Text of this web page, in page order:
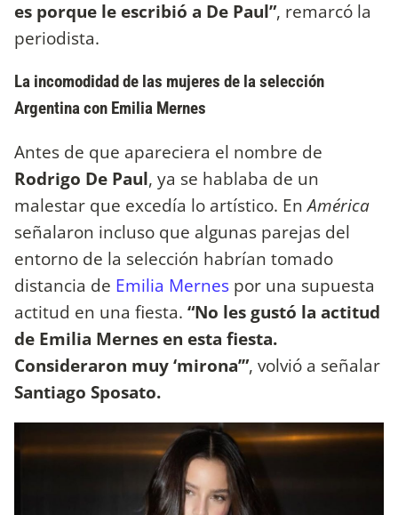
es porque le escribió a De Paul”, remarcó la
periodista.
La incomodidad de las mujeres de la selección
Argentina con Emilia Mernes
Antes de que apareciera el nombre de
Rodrigo De Paul, ya se hablaba de un
malestar que excedía lo artístico. EnAmérica
señalaron incluso que algunas parejas del
entorno de la selección habrían tomado
distancia de Emilia Mernes por una supuesta
actitud en una fiesta. “No les gustó la actitud
de Emilia Mernes en esta fiesta.
Consideraron muy ‘mirona’”, volvió a señalar
Santiago Sposato.